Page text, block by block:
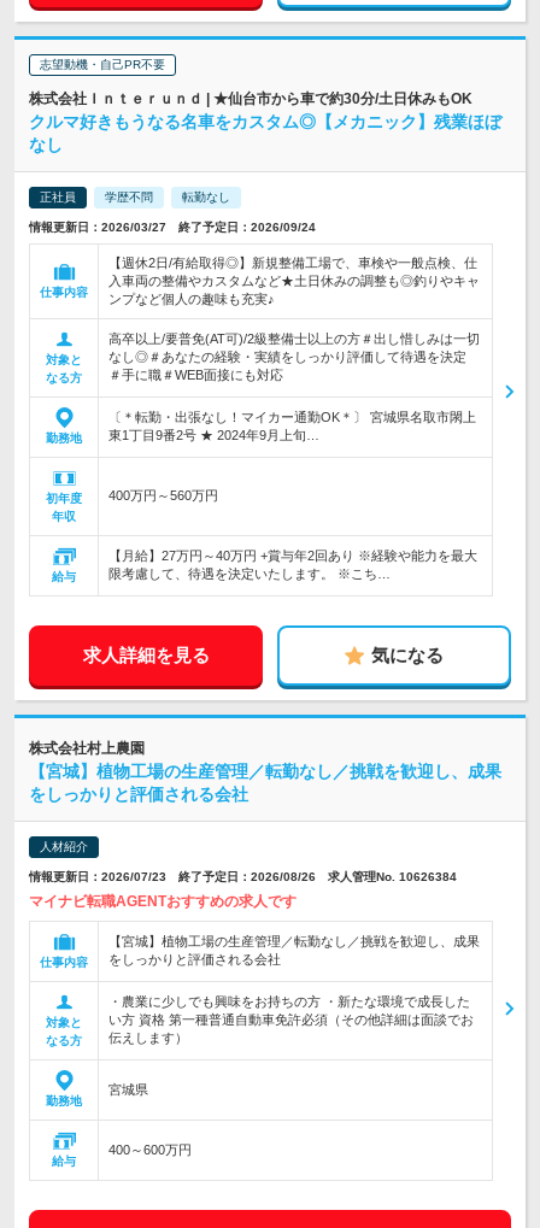
志望動機・自己PR不要
株式会社Ｉｎｔｅｒｕｎｄ | ★仙台市から車で約30分/土日休みもOK
クルマ好きもうなる名車をカスタム◎【メカニック】残業ほぼ
なし
正社員 学歴不問 転勤なし
情報更新日：2026/03/27 終了予定日：2026/09/24
仕事内容
【週休2日/有給取得◎】新規整備工場で、車検や一般点検、仕
入車両の整備やカスタムなど★土日休みの調整も◎釣りやキャ
ンプなど個人の趣味も充実♪
対象と
なる方
高卒以上/要普免(AT可)/2級整備士以上の方＃出し惜しみは一切
なし◎＃あなたの経験・実績をしっかり評価して待遇を決定
＃手に職＃WEB面接にも対応
勤務地
〔＊転勤・出張なし！マイカー通勤OK＊〕 宮城県名取市閖上
東1丁目9番2号 ★ 2024年9月上旬…
初年度
年収
400万円～560万円
給与
【月給】27万円～40万円 +賞与年2回あり ※経験や能力を最大
限考慮して、待遇を決定いたします。 ※こち…
求人詳細を見る 気になる
株式会社村上農園
【宮城】植物工場の生産管理／転勤なし／挑戦を歓迎し、成果
をしっかりと評価される会社
人材紹介
情報更新日：2026/07/23 終了予定日：2026/08/26 求人管理No. 10626384
マイナビ転職AGENTおすすめの求人です
仕事内容
【宮城】植物工場の生産管理／転勤なし／挑戦を歓迎し、成果
をしっかりと評価される会社
対象と
なる方
・農業に少しでも興味をお持ちの方 ・新たな環境で成長した
い方 資格 第一種普通自動車免許必須（その他詳細は面談でお
伝えします）
勤務地
宮城県
給与
400～600万円